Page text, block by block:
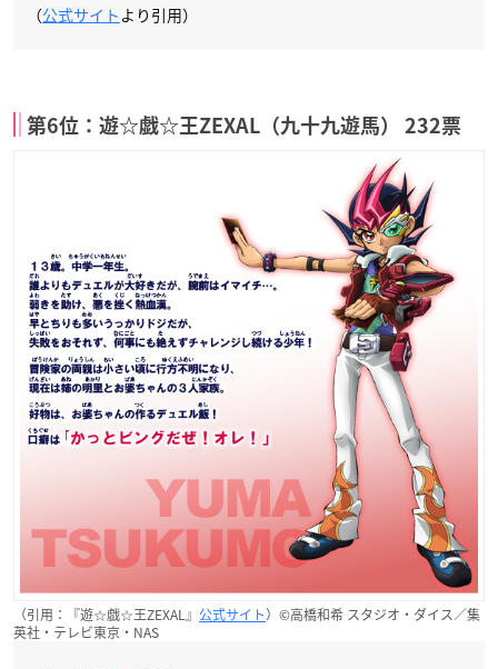
（公式サイト より引用）
第6位：遊☆戯☆王ZEXAL（九十九遊馬） 232票
（引用：『遊☆戯☆王ZEXAL』 公式サイト）©高橋和希 スタジオ・ダイス／集
英社・テレビ東京・NAS